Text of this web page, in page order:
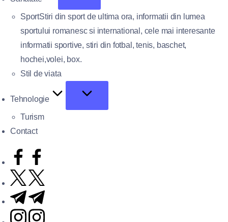
SportStiri din sport de ultima ora, informatii din lumea
sportului romanesc si international, cele mai interesante
informatii sportive, stiri din fotbal, tenis, baschet,
hochei,volei, box.
Stil de viata
Tehnologie
Turism
Contact